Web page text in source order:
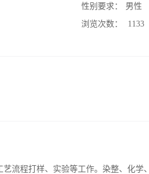
性别要求：
男性
浏览次数：
1133
流程打样、实验等工作。染整、化学